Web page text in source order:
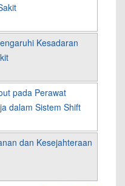
Kesadaran
pada Perawat
dalam Sistem Shift
dan Kesejahteraan